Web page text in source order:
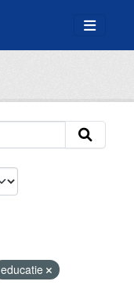
educatie